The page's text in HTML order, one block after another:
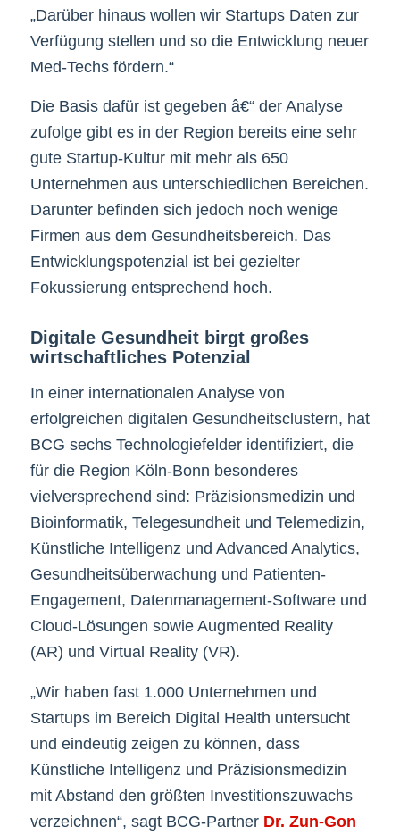
„Darüber hinaus wollen wir Startups Daten zur
Verfügung stellen und so die Entwicklung neuer
Med-Techs fördern.“
Die Basis dafür ist gegeben â€“ der Analyse
zufolge gibt es in der Region bereits eine sehr
gute Startup-Kultur mit mehr als 650
Unternehmen aus unterschiedlichen Bereichen.
Darunter befinden sich jedoch noch wenige
Firmen aus dem Gesundheitsbereich. Das
Entwicklungspotenzial ist bei gezielter
Fokussierung entsprechend hoch.
Digitale Gesundheit birgt großes
wirtschaftliches Potenzial
In einer internationalen Analyse von
erfolgreichen digitalen Gesundheitsclustern, hat
BCG sechs Technologiefelder identifiziert, die
für die Region Köln-Bonn besonderes
vielversprechend sind: Präzisionsmedizin und
Bioinformatik, Telegesundheit und Telemedizin,
Künstliche Intelligenz und Advanced Analytics,
Gesundheitsüberwachung und Patienten-
Engagement, Datenmanagement-Software und
Cloud-Lösungen sowie Augmented Reality
(AR) und Virtual Reality (VR).
„Wir haben fast 1.000 Unternehmen und
Startups im Bereich Digital Health untersucht
und eindeutig zeigen zu können, dass
Künstliche Intelligenz und Präzisionsmedizin
mit Abstand den größten Investitionszuwachs
verzeichnen“, sagt BCG-Partner Dr. Zun-Gon